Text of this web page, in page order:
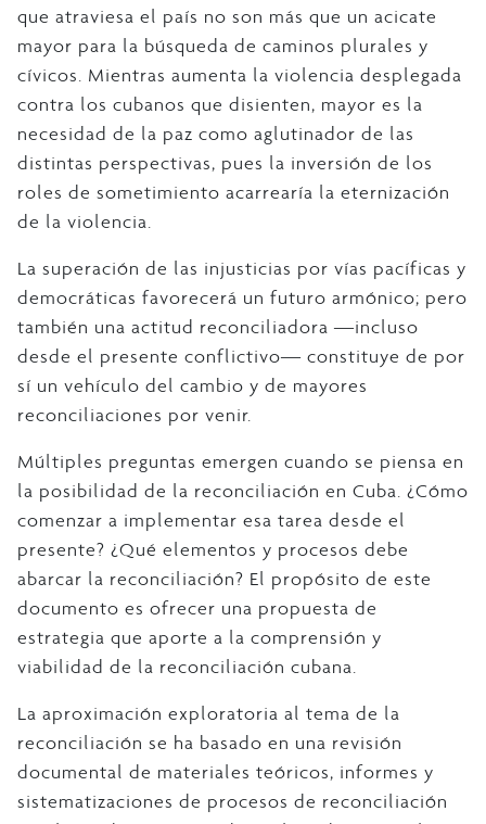
que atraviesa el país no son más que un acicate
mayor para la búsqueda de caminos plurales y
cívicos. Mientras aumenta la violencia desplegada
contra los cubanos que disienten, mayor es la
necesidad de la paz como aglutinador de las
distintas perspectivas, pues la inversión de los
roles de sometimiento acarrearía la eternización
de la violencia.
La superación de las injusticias por vías pacíficas y
democráticas favorecerá un futuro armónico; pero
también una actitud reconciliadora ―incluso
desde el presente conflictivo― constituye de por
sí un vehículo del cambio y de mayores
reconciliaciones por venir.
Múltiples preguntas emergen cuando se piensa en
la posibilidad de la reconciliación en Cuba. ¿Cómo
comenzar a implementar esa tarea desde el
presente? ¿Qué elementos y procesos debe
abarcar la reconciliación? El propósito de este
documento es ofrecer una propuesta de
estrategia que aporte a la comprensión y
viabilidad de la reconciliación cubana.
La aproximación exploratoria al tema de la
reconciliación se ha basado en una revisión
documental de materiales teóricos, informes y
sistematizaciones de procesos de reconciliación